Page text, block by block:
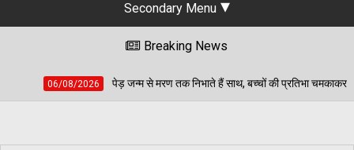
Secondary Menu
Breaking News
से मरण तक निभाते हैं साथ, बच्चों की प्रतिभा चमकाकर वरिष्ठ नागरिकों ने दिया पर्यावरण